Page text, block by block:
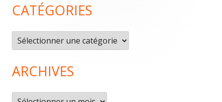
du
pied
de
page
CATÉGORIES
Catégories
ARCHIVES
Archives